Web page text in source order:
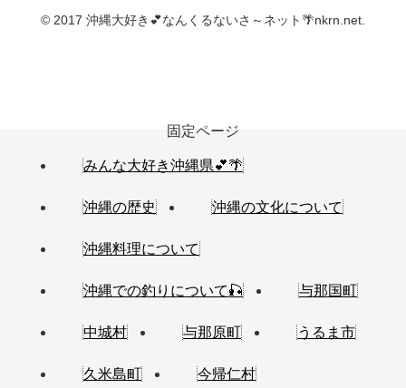
© 2017 沖縄大好き💕なんくるないさ～ネット🌴nkrn.net.
固定ページ
みんな大好き沖縄県💕🌴
沖縄の歴史 沖縄の文化について
沖縄料理について
沖縄での釣りについて🎣 与那国町
中城村 与那原町 うるま市
久米島町 今帰仁村